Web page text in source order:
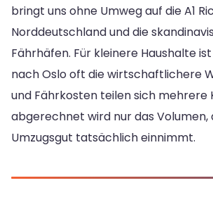
bringt uns ohne Umweg auf die A1
Norddeutschland und die
Fährhäfen. Für kleinere Haushalte
nach Oslo oft die wirtschaftlichere
und Fährkosten teilen sich mehrere
abgerechnet wird nur das Volumen,
Umzugsgut tatsächlich einnimmt.